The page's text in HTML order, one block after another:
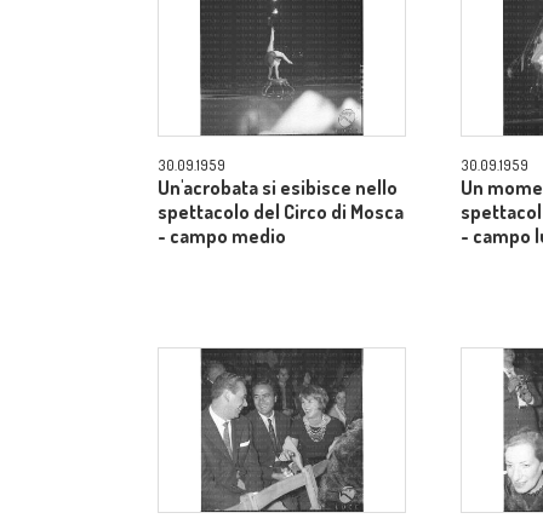
30.09.1959
Un'acrobata si esibisce nello
spettacolo del Circo di Mosca
- campo medio
30.09.1959
Un
- campo